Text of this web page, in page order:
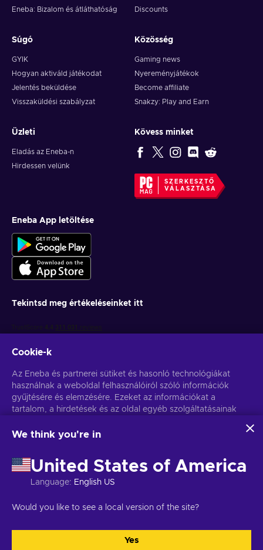
Eneba: Bizalom és átláthatóság
Discounts
Súgó
GYIK
Hogyan aktiváld játékodat
Jelentés beküldése
Visszaküldési szabályzat
Közösség
Gaming news
Nyereményjátékok
Become affiliate
Snakzy: Play and Earn
Üzleti
Eladás az Eneba-n
Hirdessen velünk
Kövess minket
SZERKESZTŐ
VÁLASZTÁSA
Eneba App letöltése
Tekintsd meg értékeléseinket itt
Get personalized game deals
information
Cookie-k
Az Eneba és partnerei sütiket és hasonló technológiákat
használnak a weboldal felhasználóiról szóló információk
gyűjtésére és elemzésére. Ezeket az információkat a
tartalom, a hirdetések és az oldal egyéb szolgáltatásainak
hirdetések személyre szabásához is felhasználhatjuk.
ahhoz, hogy az Eneba és partnerei ezeket a technológiákat
használják. Hozzájárulását a 'Testreszabás' gombra kattintva
módosíthatja.
fel az Ön adatait, a Google Business Safety & Privacy
We think you're in
United States of America
Language: English US
Would you like to see a local version of the site?
Yes